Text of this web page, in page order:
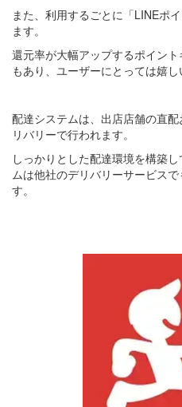
また、利用するごとに「LINEポ
ます。
還元率が大幅アップするポイン
もあり、ユーザーにとっては嬉し
配達システムは、出店店舗の直
リバリーで行われます。
しっかりとした配達環境を構築
ムは他社のデリバリーサービス
す。